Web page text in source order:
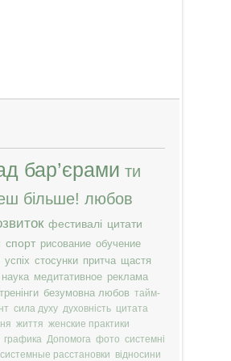
бар’єрами ти
більше! любов
фестивалі цитати
спорт рисование обучение
успіх стосунки притча щастя
наука медитативное реклама
тренінги безумовна любов тайм-
сила духу духовність цитата
життя женские практики
графика Допомога фото системні
системные расстановки відносини